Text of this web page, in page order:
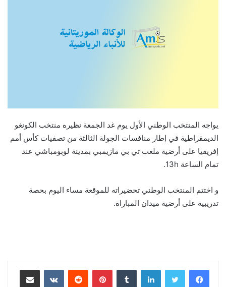
يواجه المنتخب الوطني الأول يوم غد الجمعة نظيره منتخب الكونغو
الديمقراطية في إطار منافسات الجولة الثالثة من تصفيات كأس أمم
إفريقيا على أرضية ملعب تي بي مازيمبي بمدينة لوبومباشي عند
تمام الساعة 13h.
و اختتم المنتخب الوطني تحضيراته للموقعة مساء اليوم بحصة
تدريبية على أرضية ميدان المباراة.
لينكدإن بينتيريست مشاركة عبر البريد